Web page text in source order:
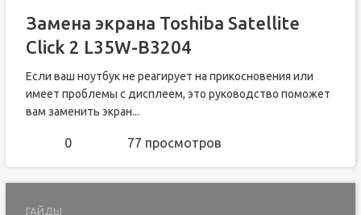
Замена экрана Toshiba Satellite
Click 2 L35W-B3204
Если ваш ноутбук не реагирует на прикосновения или
имеет проблемы с дисплеем, это руководство поможет
вам заменить экран...
0 77 просмотров
ГАЙДЫ